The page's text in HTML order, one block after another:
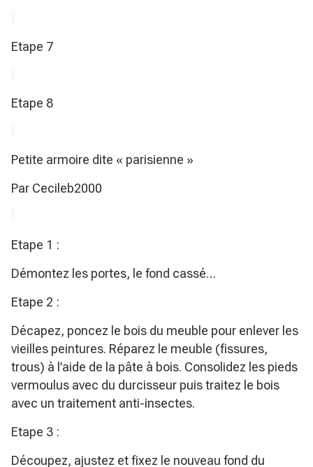
Etape 7
Etape 8
Petite armoire dite « parisienne »
Par Cecileb2000
Etape 1 :
Démontez les portes, le fond cassé…
Etape 2 :
Décapez, poncez le bois du meuble pour enlever les
vieilles peintures. Réparez le meuble (fissures,
trous) à l’aide de la pâte à bois. Consolidez les pieds
vermoulus avec du durcisseur puis traitez le bois
avec un traitement anti-insectes.
Etape 3 :
Découpez, ajustez et fixez le nouveau fond du